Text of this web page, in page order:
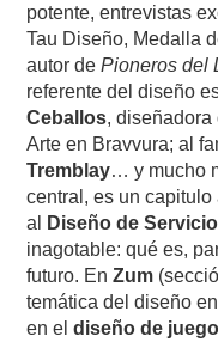
potente, entrevistas
Tau Diseño, Medalla
autor de Pioneros del
referente del diseño
Ceballos, diseñadora
Arte en Bravvura; al
Tremblay… y mucho
central, es un
al
Diseño de
inagotable: qué es,
futuro. EnZum
temática del diseño
en eldiseño de